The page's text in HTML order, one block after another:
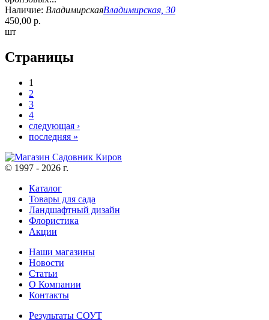
Наличие: ВладимирскаяВладимирская, 30
450,00 р.
шт
Страницы
1
2
3
4
следующая ›
последняя »
© 1997 - 2026 г.
Каталог
Товары для сада
Ландшафтный дизайн
Флористика
Акции
Наши магазины
Новости
Статьи
О Компании
Контакты
Результаты СОУТ